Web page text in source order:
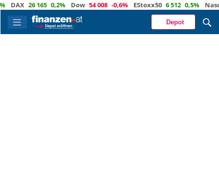
26 165 0,2% Dow 54 008 -0,6% EStoxx50 6 512 0,5% Nasdaq
Depot